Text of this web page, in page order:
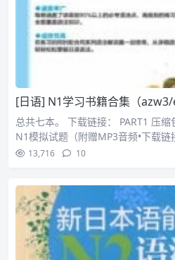
[日语] N1学习书籍合集（
总共七本。 下载链接： PART1 压
N1模拟试题（附赠MP3音频•下载链
13,716 10